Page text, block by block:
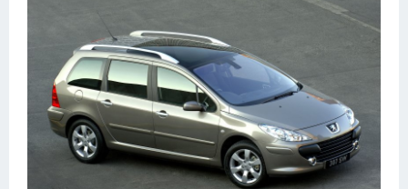
Инфинити
ЛУАЗ
Фиат
Ситроен